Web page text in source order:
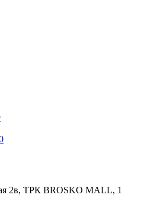
2в, ТРК BROSKO MALL, 1